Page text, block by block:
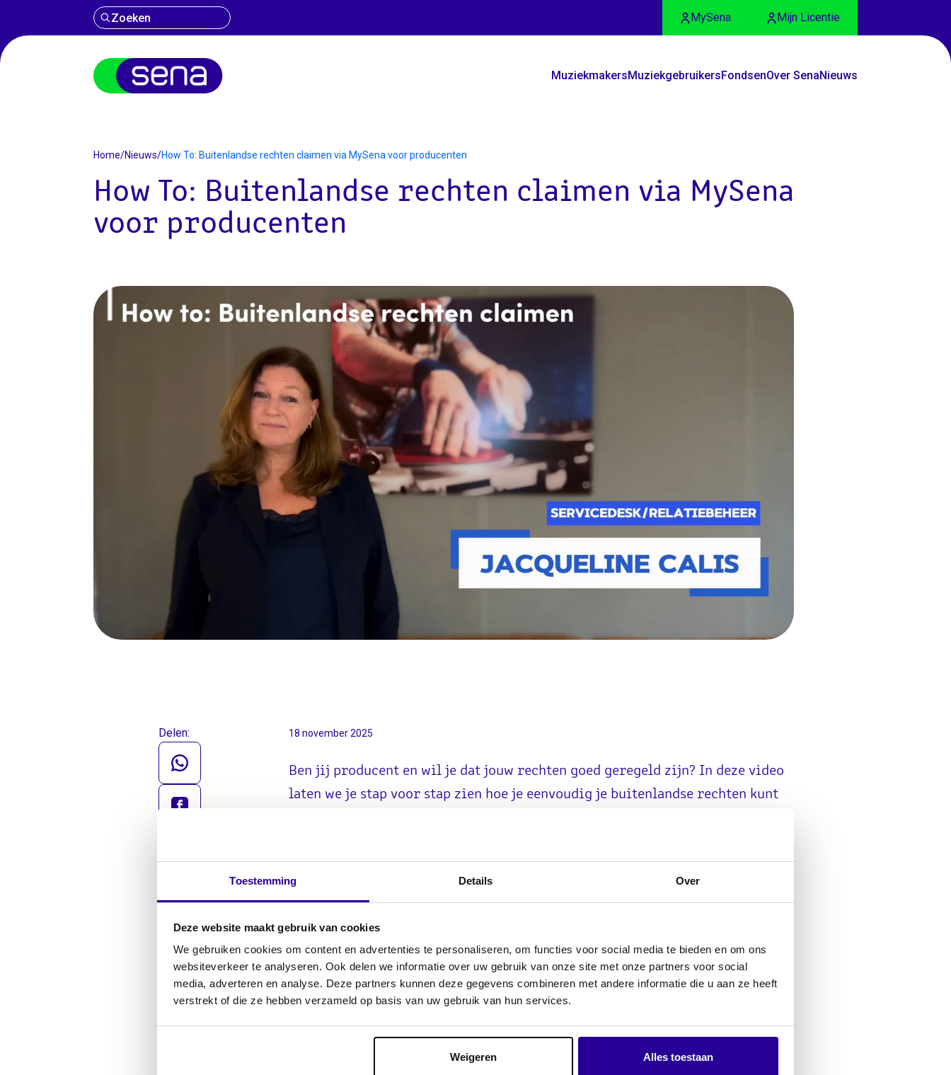
Toestemming Details Over
Deze website maakt gebruik van cookies
We gebruiken cookies om content en advertenties te personaliseren, om functies voor social media te bieden en om ons
websiteverkeer te analyseren. Ook delen we informatie over uw gebruik van onze site met onze partners voor social
media, adverteren en analyse. Deze partners kunnen deze gegevens combineren met andere informatie die u aan ze heeft
verstrekt of die ze hebben verzameld op basis van uw gebruik van hun services.
Weigeren Alles toestaan
Zoeken MySena Mijn Licentie
MuziekmakersMuziekgebruikersFondsenOver SenaNieuws
Home/Nieuws/How To: Buitenlandse rechten claimen via MySena voor producenten
How To: Buitenlandse rechten claimen via MySena
voor producenten
Delen: 18 november 2025
Ben jij producent en wil je dat jouw rechten goed geregeld zijn? In deze video
laten we je stap voor stap zien hoe je eenvoudig je buitenlandse rechten kunt
How To: Buitenlandse rechten claimen via
MySena voor producenten